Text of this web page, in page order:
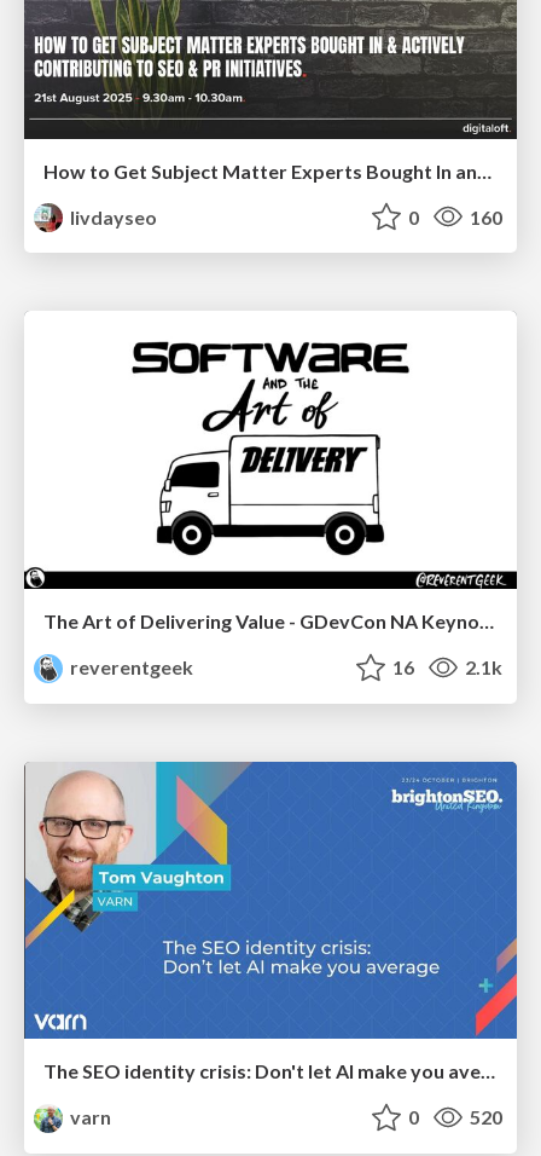
livdayseo
0 160
The Art of Delivering Value - GDevCon NA Keynote
reverentgeek
16 2.1k
The SEO identity crisis: Don't let AI make you average
varn
0 520